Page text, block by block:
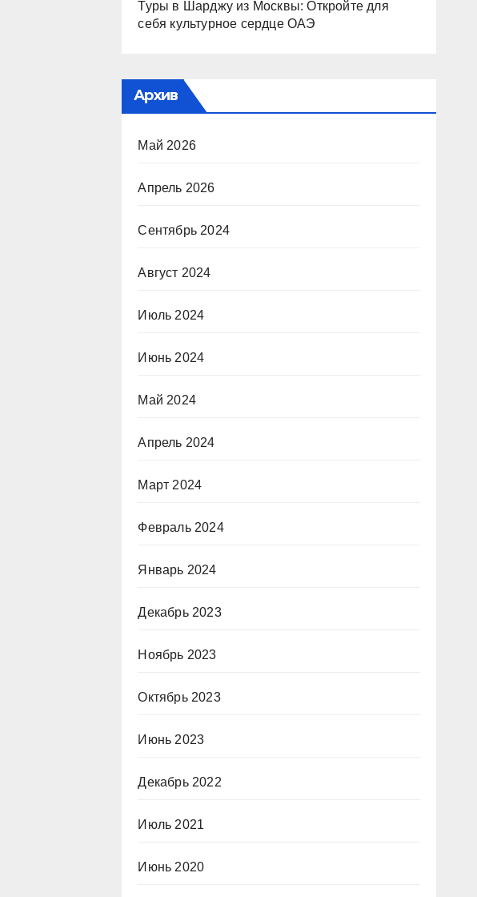
Туры в Шарджу из Москвы: Откройте для
себя культурное сердце ОАЭ
Архив
Май 2026
Апрель 2026
Сентябрь 2024
Август 2024
Июль 2024
Июнь 2024
Май 2024
Апрель 2024
Март 2024
Февраль 2024
Январь 2024
Декабрь 2023
Ноябрь 2023
Октябрь 2023
Июнь 2023
Декабрь 2022
Июль 2021
Июнь 2020